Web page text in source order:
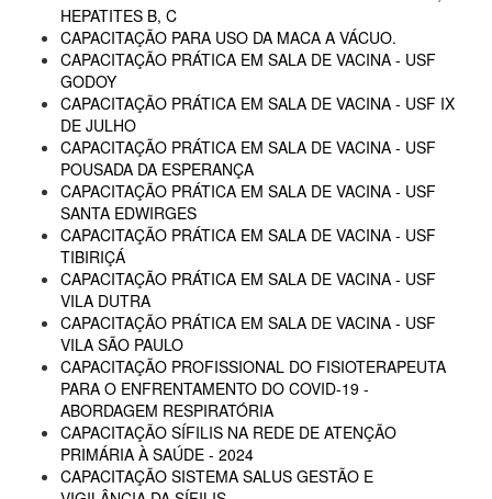
HEPATITES B, C
CAPACITAÇÃO PARA USO DA MACA A VÁCUO.
CAPACITAÇÃO PRÁTICA EM SALA DE VACINA - USF
GODOY
CAPACITAÇÃO PRÁTICA EM SALA DE VACINA - USF IX
DE JULHO
CAPACITAÇÃO PRÁTICA EM SALA DE VACINA - USF
POUSADA DA ESPERANÇA
CAPACITAÇÃO PRÁTICA EM SALA DE VACINA - USF
SANTA EDWIRGES
CAPACITAÇÃO PRÁTICA EM SALA DE VACINA - USF
TIBIRIÇÁ
CAPACITAÇÃO PRÁTICA EM SALA DE VACINA - USF
VILA DUTRA
CAPACITAÇÃO PRÁTICA EM SALA DE VACINA - USF
VILA SÃO PAULO
CAPACITAÇÃO PROFISSIONAL DO FISIOTERAPEUTA
PARA O ENFRENTAMENTO DO COVID-19 -
ABORDAGEM RESPIRATÓRIA
CAPACITAÇÃO SÍFILIS NA REDE DE ATENÇÃO
PRIMÁRIA À SAÚDE - 2024
CAPACITAÇÃO SISTEMA SALUS GESTÃO E